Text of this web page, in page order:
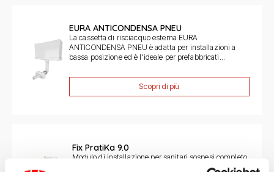
EURA ANTICONDENSA PNEU
La cassetta di risciacquo esterna EURA
ANTICONDENSA PNEU è adatta per installazioni a
bassa posizione ed è l'ideale per prefabbricati...
Scopri di più
Fix PratiKa 9.0
Modulo di installazione per sanitari sospesi completo
di cassetta da incasso Monolith 9.0 da 6/9 litri per